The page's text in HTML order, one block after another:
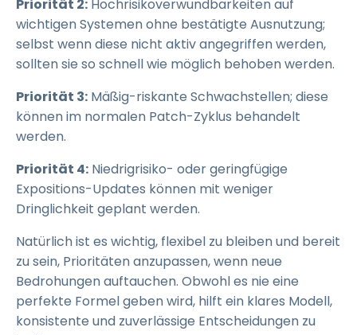
Priorität 2: Hochrisikoverwundbarkeiten auf
wichtigen Systemen ohne bestätigte Ausnutzung;
selbst wenn diese nicht aktiv angegriffen werden,
sollten sie so schnell wie möglich behoben werden.
Priorität 3: Mäßig-riskante Schwachstellen; diese
können im normalen Patch-Zyklus behandelt
werden.
Priorität 4: Niedrigrisiko- oder geringfügige
Expositions-Updates können mit weniger
Dringlichkeit geplant werden.
Natürlich ist es wichtig, flexibel zu bleiben und bereit
zu sein, Prioritäten anzupassen, wenn neue
Bedrohungen auftauchen. Obwohl es nie eine
perfekte Formel geben wird, hilft ein klares Modell,
konsistente und zuverlässige Entscheidungen zu